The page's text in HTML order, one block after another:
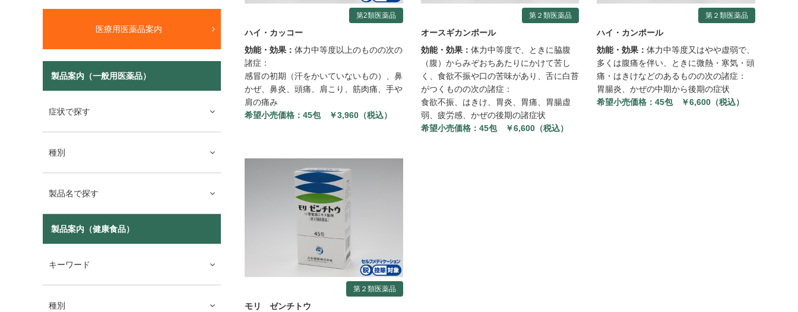
第2類医薬品
ハイ・カッコー
効能・効果： 体力中等度以上のものの次の
諸症：
感冒の初期（汗をかいていないもの）、鼻
かぜ、鼻炎、頭痛、肩こり、筋肉痛、手や
肩の痛み
希望小売価格： 45包 ￥3,960（税込）
第２類医薬品
オースギカンポール
効能・効果： 体力中等度で、ときに脇腹
（腹）からみぞおちあたりにかけて苦し
く、食欲不振や口の苦味があり、舌に白苔
がつくものの次の諸症：
食欲不振、はきけ、胃炎、胃痛、胃腸虚
弱、疲労感、かぜの後期の諸症状
希望小売価格： 45包 ￥6,600（税込）
第２類医薬品
ハイ・カンポール
効能・効果：体力中等度又はやや虚弱で、
多くは腹痛を伴い、ときに微熱・寒気・頭
痛・はきけなどのあるものの次の諸症：
胃腸炎、かぜの中期から後期の症状
希望小売価格：45包 ￥6,600（税込）
第２類医薬品
モリ ゼンチトウ
医療用医薬品案内
製品案内（一般用医薬品）
症状で探す
種別
製品名で探す
製品案内（健康食品）
キーワード
種別